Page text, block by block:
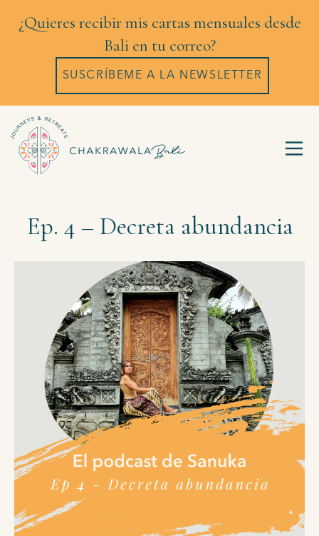
¿Quieres recibir mis cartas mensuales desde
Bali en tu correo?
SUSCRÍBEME A LA NEWSLETTER
Ep. 4 – Decreta abundancia